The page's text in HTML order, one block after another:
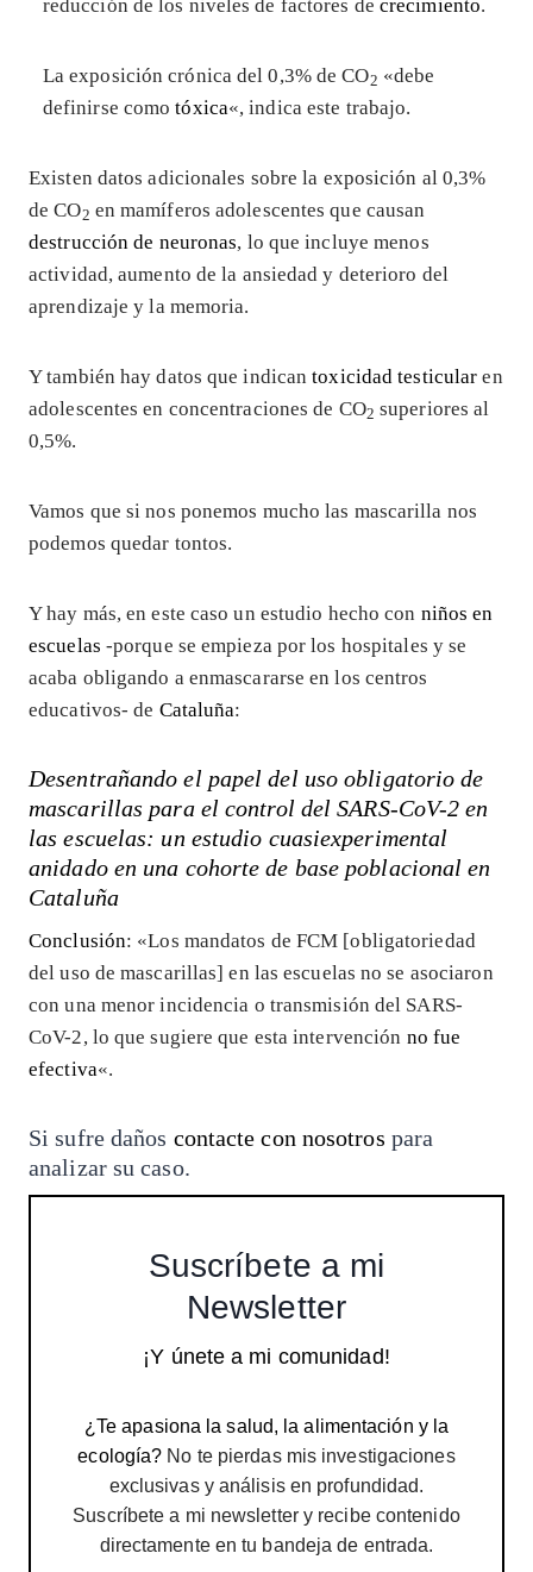
reducción de los niveles de factores de crecimiento.
La exposición crónica del 0,3% de CO2 «debe
definirse comotóxica«, indica este trabajo.
Existen datos adicionales sobre la exposición al 0,3%
de CO2 en mamíferos adolescentes que causan
destrucción de neuronas, lo que incluye menos
actividad, aumento de la ansiedad y deterioro del
aprendizaje y la memoria.
Y también hay datos que indicantoxicidad testicular en
adolescentes en concentraciones de CO2 superiores al
0,5%.
Vamos que si nos ponemos mucho las mascarilla nos
podemos quedar tontos.
Y hay más, en este caso un estudio hecho con niños en
escuelas -porque se empieza por los hospitales y se
acaba obligando a enmascararse en los centros
educativos- de Cataluña:
Desentrañando el papel del uso obligatorio de
mascarillas para el control del SARS-CoV-2 en
las escuelas: un estudio cuasiexperimental
anidado en una cohorte de base poblacional en
Cataluña
Conclusión: «Los mandatos de FCM [obligatoriedad
del uso de mascarillas] en las escuelas no se asociaron
con una menor incidencia o transmisión del SARS-
CoV-2, lo que sugiere que esta intervención no fue
efectiva«.
Si sufre daños contacte con nosotros para
analizar su caso.
Suscríbete a mi
Newsletter
¡Y únete a mi comunidad!
¿Te apasiona la salud, la alimentación y la
ecología? No te pierdas mis investigaciones
exclusivas y análisis en profundidad.
Suscríbete a mi newsletter y recibe contenido
directamente en tu bandeja de entrada.